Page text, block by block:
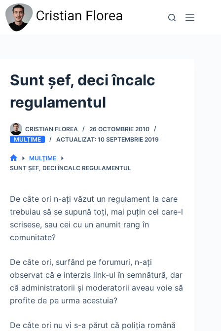
Sari
la
conținut
Sunt şef, deci încalc
regulamentul
CRISTIAN FLOREA
26 OCTOMBRIE 2010
MULŢIME
10 SEPTEMBRIE 2019
PRIMA
MULŢIME
SUNT ŞEF, DECI ÎNCALC REGULAMENTUL
De câte ori n-aţi văzut un regulament la care
trebuiau să se supună toţi, mai puţin cel care-l
scrisese, sau cei cu un anumit rang în
comunitate?
De câte ori, surfând pe forumuri, n-aţi
observat că e interzis link-ul în semnătură, dar
că administratorii şi moderatorii aveau voie să
profite de pe urma acestuia?
De câte ori nu vi s-a părut că poliţia română